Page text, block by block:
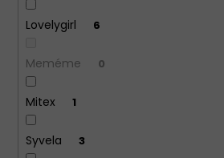
Lovelygirl 6
Meméme 0
Mitex 1
Syvela 3